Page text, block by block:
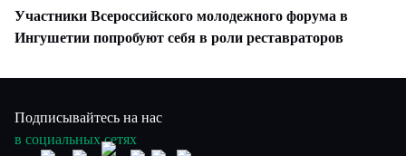
Участники Всероссийского молодежного форума в
Ингушетии попробуют себя в роли реставраторов
Подписывайтесь на нас
в социальных сетях